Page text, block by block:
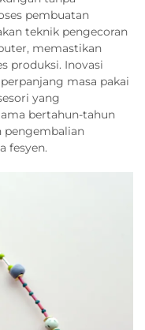
pembuatan
teknik pengecoran
memastikan
produksi. Inovasi
masa pakai
yang
bertahun-tahun
pengembalian
fesyen.